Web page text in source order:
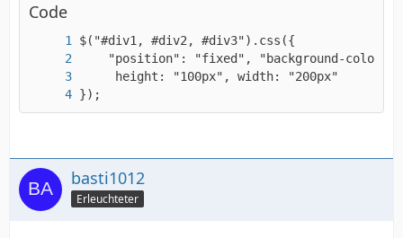
Code
});
basti1012
Erleuchteter